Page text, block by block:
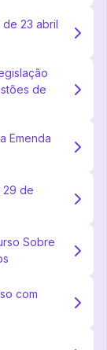
de 23 abril
de
Emenda
29 de
Sobre
com